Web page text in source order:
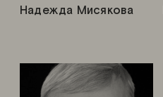
Надежда Мисякова